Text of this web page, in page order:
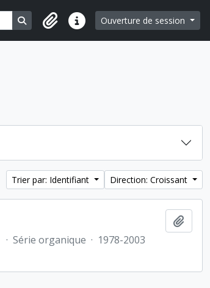
Search in browse page
Liens rapidesOuverture de session
Trier par: Identifiant Direction: Croissant
· Série organique · 1978-2003